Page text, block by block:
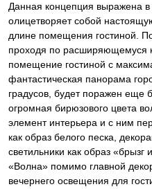
Данная концепция выражена в
олицетворяет собой
длине помещения гостиной.
проходя по расширяющемуся
помещение гостиной с
фантастическая панорама
градусов, будет поражен еще
огромная бирюзового цвета
элемент интерьера и с ним
как образ белого песка,
светильники как образ
«Волна» помимо главной
вечернего освещения для